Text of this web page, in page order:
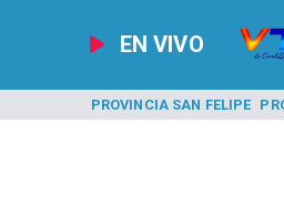
EN VIVO
PROVINCIA SAN FELIPE